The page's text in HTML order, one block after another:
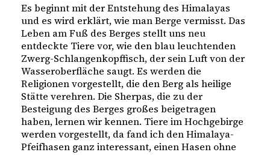
Es beginnt mit der Entstehung des Himalayas
und es wird erklärt, wie man Berge vermisst. Das
Leben am Fuß des Berges stellt uns neu
entdeckte Tiere vor, wie den blau leuchtenden
Zwerg-Schlangenkopffisch, der sein Luft von der
Wasseroberfläche saugt. Es werden die
Religionen vorgestellt, die den Berg als heilige
Stätte verehren. Die Sherpas, die zu der
Besteigung des Berges großes beigetragen
haben, lernen wir kennen. Tiere im Hochgebirge
werden vorgestellt, da fand ich den Himalaya-
Pfeifhasen ganz interessant, einen Hasen ohne